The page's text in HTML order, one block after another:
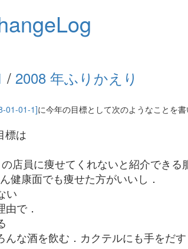
/ 2008 年ふりかえり
01-01-1]に今年の目標として次のようなことを書
標は
店員に痩せてくれないと紹介でき
健康面でも痩せた方がいいし．
い
で．
んな酒を飲む．カクテルにも手をだす